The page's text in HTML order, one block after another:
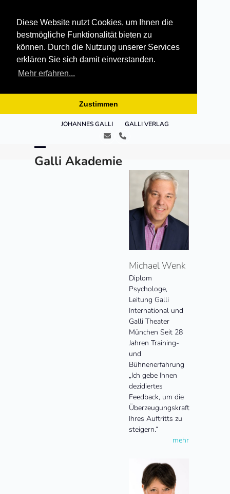
Diese Website nutzt Cookies, um Ihnen die
bestmögliche Funktionalität bieten zu
können. Durch die Nutzung unserer Services
erklären Sie sich damit einverstanden.
Mehr erfahren...
Zustimmen
JOHANNES GALLI GALLI VERLAG
E- Telefon
Galli Akademie
Open
Close
Michael Wenk
Diplom
Psychologe,
Leitung Galli
International und
Galli Theater
München Seit 28
Jahren Training-
und
Bühnenerfahrung
„Ich gebe Ihnen
dezidiertes
Feedback, um die
Überzeugungskraft
Ihres Auftritts zu
steigern.“
mehr